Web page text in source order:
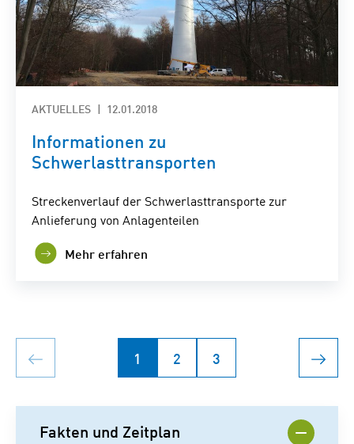
AKTUELLES 12.01.2018
Informationen zu
Schwerlasttransporten
Streckenverlauf der Schwerlasttransporte zur
Anlieferung von Anlagenteilen
Mehr erfahren
1 2 3
Fakten und Zeitplan